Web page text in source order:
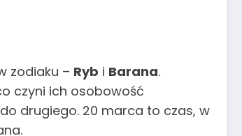
zodiaku – Ryb i Barana.
czyni ich osobowość
drugiego. 20 marca to czas, w